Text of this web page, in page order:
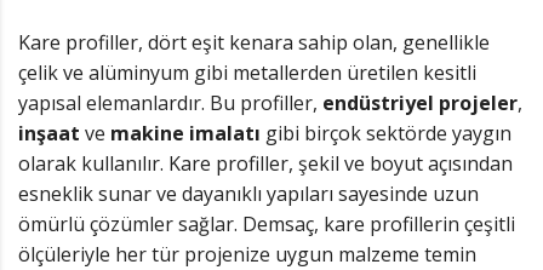
Kare profiller, dört eşit kenara sahip olan, genellikle
çelik ve alüminyum gibi metallerden üretilen kesitli
yapısal elemanlardır. Bu profiller, endüstriyel projeler,
inşaat ve makine imalatı gibi birçok sektörde yaygın
olarak kullanılır. Kare profiller, şekil ve boyut açısından
esneklik sunar ve dayanıklı yapıları sayesinde uzun
ömürlü çözümler sağlar. Demsaç, kare profillerin çeşitli
ölçüleriyle her tür projenize uygun malzeme temin